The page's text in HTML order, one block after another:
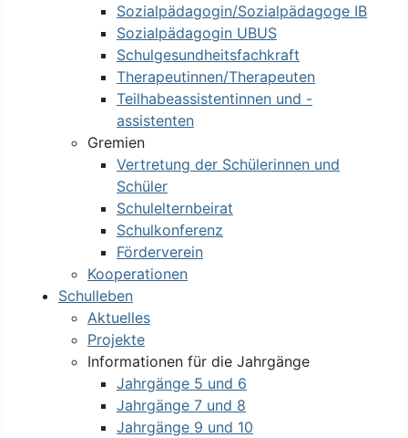
Sozialpädagogin/Sozialpädagoge IB
Sozialpädagogin UBUS
Schulgesundheitsfachkraft
Therapeutinnen/Therapeuten
Teilhabeassistentinnen und -
assistenten
Gremien
Vertretung der Schülerinnen und
Schüler
Schulelternbeirat
Schulkonferenz
Förderverein
Kooperationen
Schulleben
Aktuelles
Projekte
Informationen für die Jahrgänge
Jahrgänge 5 und 6
Jahrgänge 7 und 8
Jahrgänge 9 und 10